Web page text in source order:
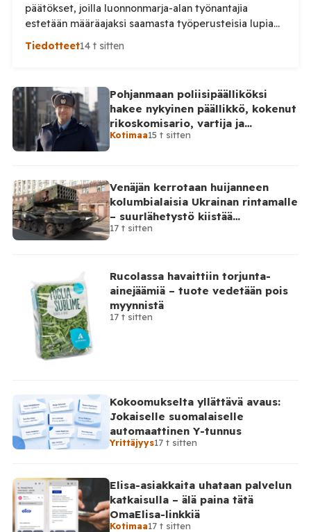
päätökset, joilla luonnonmarja-alan työnantajia
estetään määräajaksi saamasta työperusteisia lupia
ulkomailta rekrytoitaville työntekijöille. Päätösten
on kevään ja kesän 2026 aikana harkinnut lupien
myöntämisestä pidättäytymistä noin 20
luonnonmarja-alalla toimivan työnantajan kohdalla.
Tilaa Posi TV – tuellasi riippumaton suomalainen
uutisointi jatkuu myös tulevaisuudessa. Yhdelletoista
Tiedotteet14 t sitten
Pohjanmaan poliisipäälliköksi
hakee nykyinen päällikkö, kokenut
rikoskomisario, vartija ja
sarjahakija
Kotimaa15 t sitten
Venäjän kerrotaan huijanneen
kolumbialaisia Ukrainan rintamalle
– suurlähetystö kiistää
osallisuutensa
17 t sitten
Rucolassa havaittiin torjunta-
ainejäämiä – tuote vedetään pois
myynnistä
17 t sitten
Kokoomukselta yllättävä avaus:
Jokaiselle suomalaiselle
automaattinen Y-tunnus
Yrittäjyys17 t sitten
Elisa-asiakkaita uhataan palvelun
katkaisulla – älä paina tätä
OmaElisa-linkkiä
Kotimaa17 t sitten